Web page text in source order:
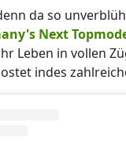
da so
Next
Leben in vollen
indes